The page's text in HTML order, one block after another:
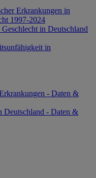
Erkrankungen in
1997-2024
in Deutschland
in
- Daten &
Deutschland - Daten &